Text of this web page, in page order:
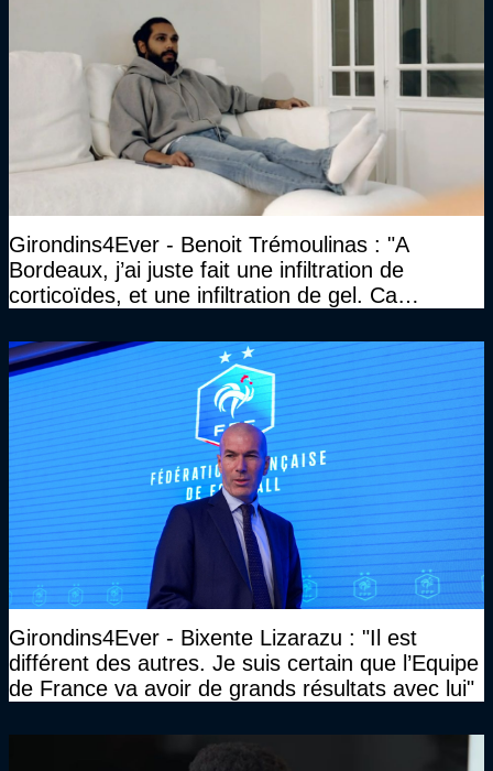
Girondins4Ever - Benoit Trémoulinas : "A
Bordeaux, j’ai juste fait une infiltration de
corticoïdes, et une infiltration de gel. Ca
Girondins4Ever - Bixente Lizarazu : "Il est
différent des autres. Je suis certain que l’Equipe
de France va avoir de grands résultats avec lui"